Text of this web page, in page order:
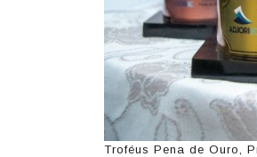
Troféus Pena de Ouro,